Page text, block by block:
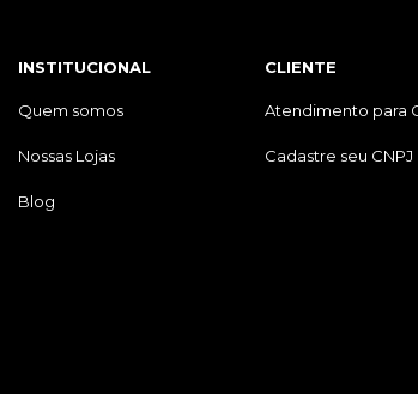
INSTITUCIONAL
Quem somos
Nossas Lojas
Blog
CLIENTE
Atendimento para
Cadastre seu CNPJ